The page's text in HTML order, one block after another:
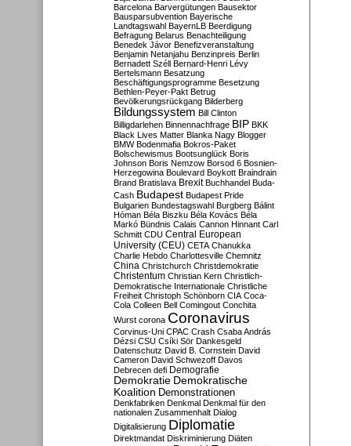
Barcelona Barvergütungen Bausektor
Bausparsubvention Bayerische
Landtagswahl BayernLB Beerdigung
Befragung Belarus Benachteiligung
Benedek Jávor Benefizveranstaltung
Benjamin Netanjahu Benzinpreis Berlin
Bernadett Széll Bernard-Henri Lévy
Bertelsmann Besatzung
Beschäftigungsprogramme Besetzung
Bethlen-Peyer-Pakt Betrug
Bevölkerungsrückgang Bilderberg
Bildungssystem Bill Clinton
Billigdarlehen Binnennachfrage BIP BKK
Black Lives Matter Blanka Nagy Blogger
BMW Bodenmafia Bokros-Paket
Bolschewismus Bootsunglück Boris
Johnson Boris Nemzow Borsod 6 Bosnien-
Herzegowina Boulevard Boykott Braindrain
Brand Bratislava Brexit Buchhandel Buda-
Cash Budapest Budapest Pride
Bulgarien Bundestagswahl Burgberg Bálint
Hóman Béla Biszku Béla Kovács Béla
Markó Bündnis Calais Cannon Hinnant Carl
Schmitt CDU Central European
University (CEU) CETA Chanukka
Charlie Hebdo Charlottesville Chemnitz
China Christchurch Christdemokratie
Christentum Christian Kern Christlich-
Demokratische Internationale Christliche
Freiheit Christoph Schönborn CIA Coca-
Cola Colleen Bell Comingout Conchita
Wurst corona Coronavirus
Corvinus-Uni CPAC Crash Csaba András
Dézsi CSU Csíki Sör Dankesgeld
Datenschutz David B. Cornstein David
Cameron David Schwezoff Davos
Debrecen defi Demografie
Demokratie Demokratische
Koalition Demonstrationen
Denkfabriken Denkmal Denkmal für den
nationalen Zusammenhalt Dialog
Digitalisierung Diplomatie
Direktmandat Diskriminierung Diäten